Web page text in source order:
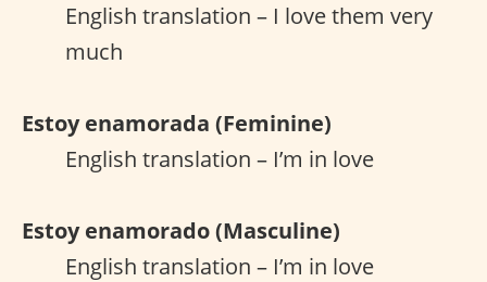
English translation – I love them very
much
Estoy enamorada (Feminine)
English translation – I’m in love
Estoy enamorado (Masculine)
English translation – I’m in love